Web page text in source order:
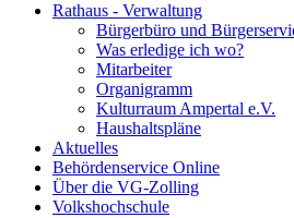
Rathaus - Verwaltung
Bürgerbüro und
Was erledige ich wo?
Mitarbeiter
Organigramm
Kulturraum Ampertal e.V.
Haushaltspläne
Aktuelles
Behördenservice Online
Über die VG-Zolling
Volkshochschule